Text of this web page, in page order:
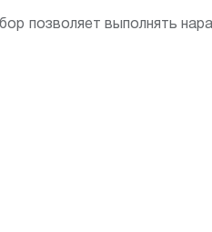
позволяет выполнять